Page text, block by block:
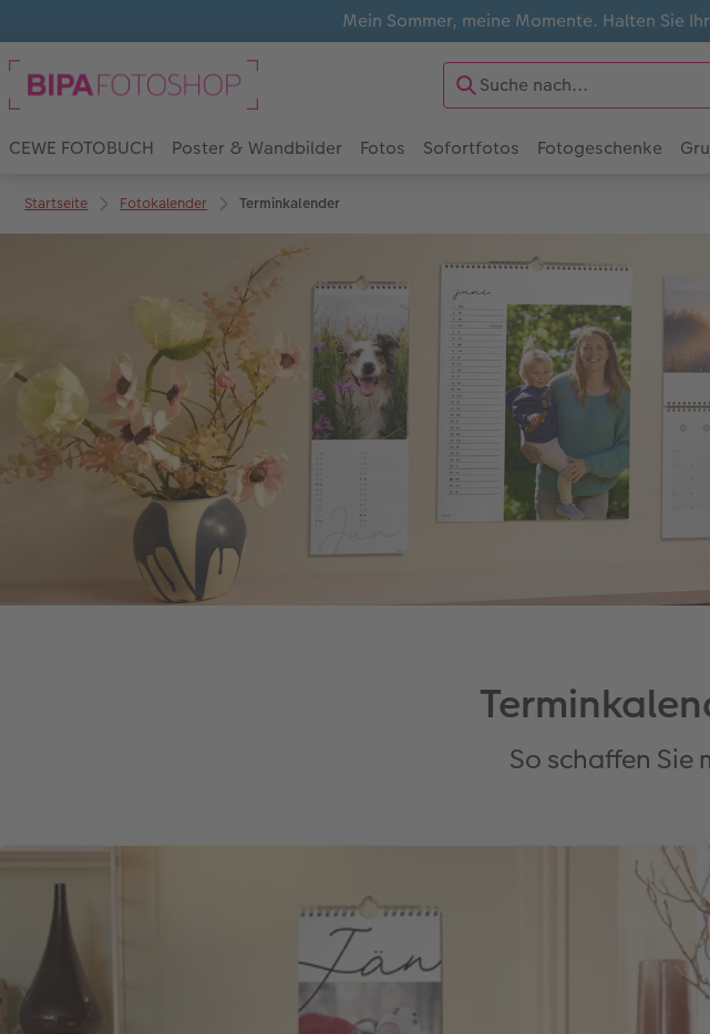
Mein Sommer, meine Momente. Halten Sie
CEWE FOTOBUCH Poster & Wandbilder Fotos Sofortfotos Fotogeschenke
Startseite Fotokalender Terminkalender
So schaffen Sie